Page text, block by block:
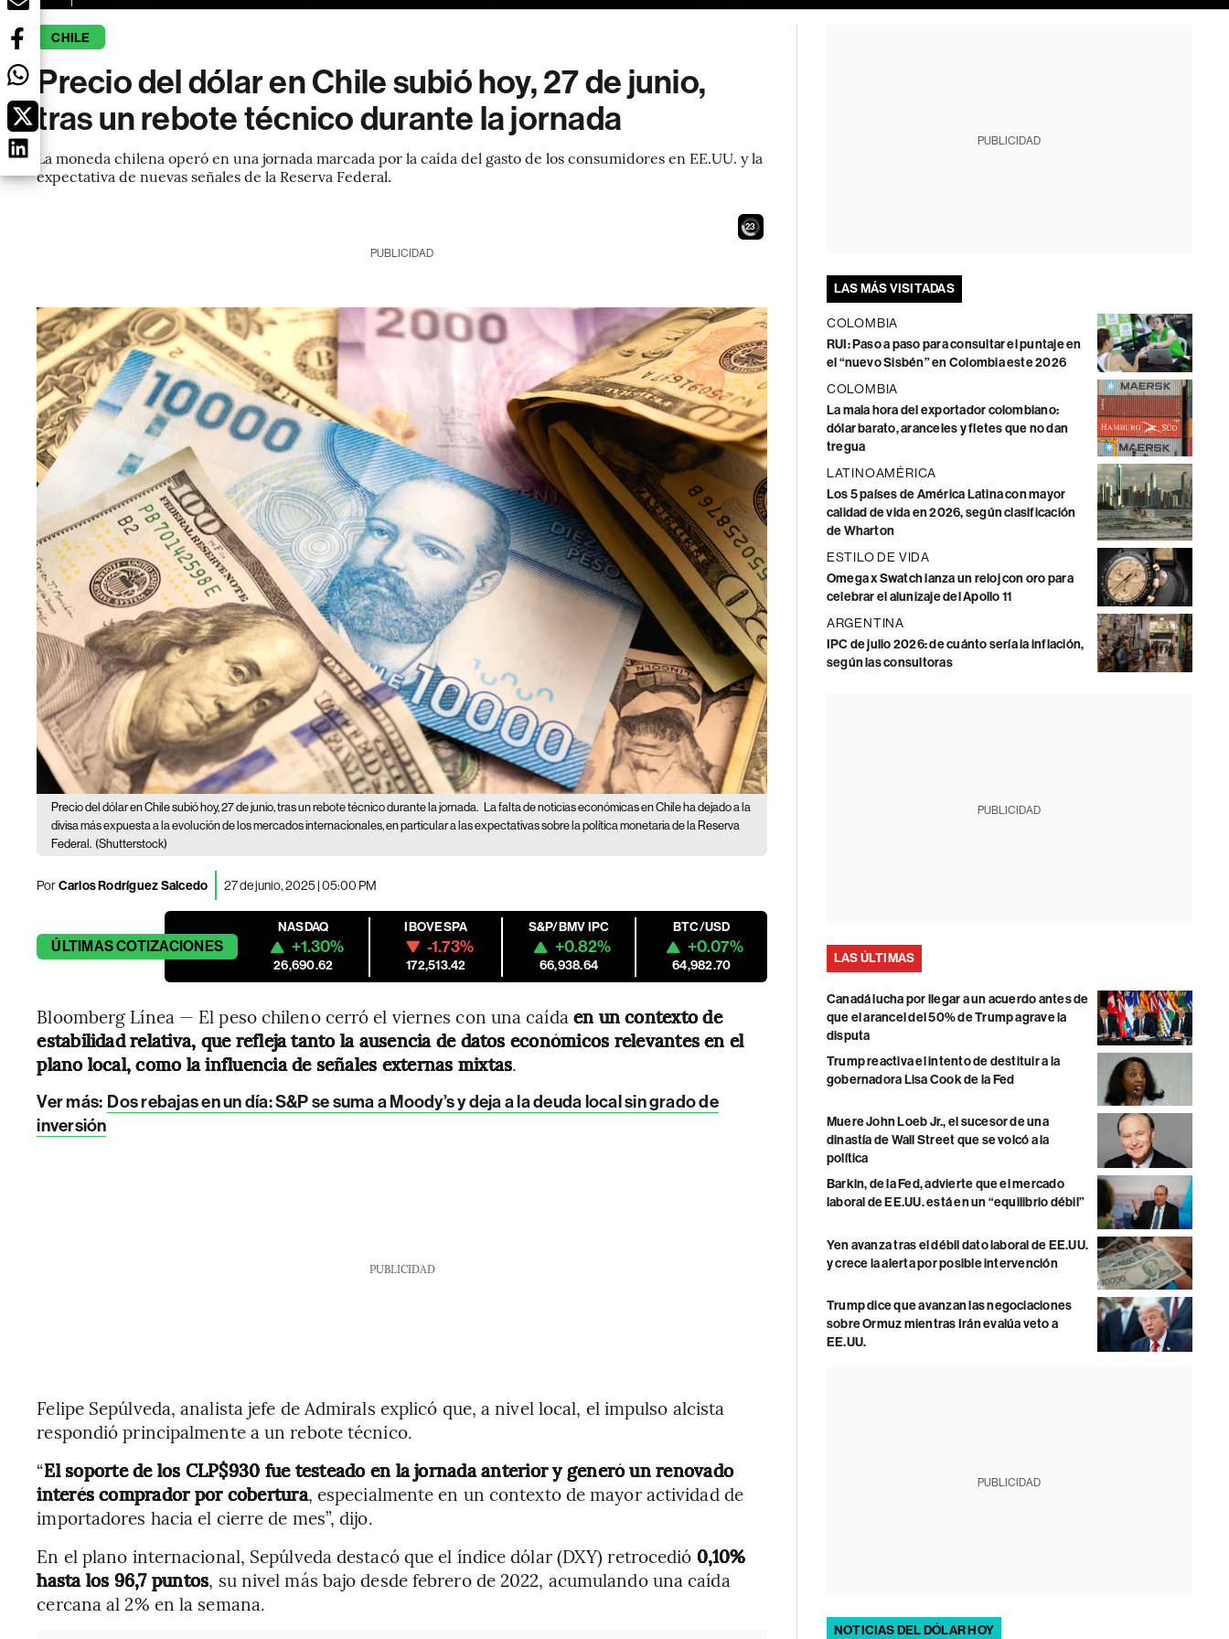
CHILE
Precio del dólar en Chile subió hoy, 27 de junio,
tras un rebote técnico durante la jornada
La moneda chilena operó en una jornada marcada por la caída del gasto de los consumidores en EE.UU. y la
expectativa de nuevas señales de la Reserva Federal.
21
PUBLICIDAD
Precio del dólar en Chile subió hoy, 27 de junio, tras un rebote técnico durante la jornada. La falta de noticias económicas en Chile ha dejado a la
divisa más expuesta a la evolución de los mercados internacionales, en particular a las expectativas sobre la política monetaria de la Reserva
Federal. (Shutterstock)
PorCarlos Rodríguez Salcedo 27 de junio, 2025 | 05:00 PM
ÚLTIMASCOTIZACIONES
NASDAQ
+1.30%
26,690.62
IBOVESPA
-1.73%
172,513.42
S&P/BMV IPC
+0.82%
66,938.64
BTC/USD
+0.07%
64,982.70
Bloomberg Línea — El peso chileno cerró el viernes con una caída en un contexto de
estabilidad relativa, que refleja tanto la ausencia de datos económicos relevantes en el
plano local, como la influencia de señales externas mixtas.
Ver más: Dos rebajas en un día: S&P se suma a Moody’s y deja a la deuda local sin grado de
inversión
PUBLICIDAD
Felipe Sepúlveda, analista jefe de Admirals explicó que, a nivel local, el impulso alcista
respondió principalmente a un rebote técnico.
“El soporte de los CLP$930 fue testeado en la jornada anterior y generó un renovado
interés comprador por cobertura, especialmente en un contexto de mayor actividad de
importadores hacia el cierre de mes”, dijo.
En el plano internacional, Sepúlveda destacó que el índice dólar (DXY) retrocedió 0,10%
hasta los 96,7 puntos, su nivel más bajo desde febrero de 2022, acumulando una caída
cercana al 2% en la semana.
PUBLICIDAD
LAS MÁS VISITADAS
COLOMBIA
RUI: Paso a paso para consultar el puntaje en
el “nuevo Sisbén” en Colombia este 2026
COLOMBIA
La mala hora del exportador colombiano:
dólar barato, aranceles y fletes que no dan
tregua
LATINOAMÉRICA
Los 5 países de América Latina con mayor
calidad de vida en 2026, según clasificación
de Wharton
ESTILO DE VIDA
Omega x Swatch lanza un reloj con oro para
celebrar el alunizaje del Apollo 11
ARGENTINA
IPC de julio 2026: de cuánto sería la inflación,
según las consultoras
PUBLICIDAD
LAS ÚLTIMAS
Canadá lucha por llegar a un acuerdo antes de
que el arancel del 50% de Trump agrave la
disputa
Trump reactiva el intento de destituir a la
gobernadora Lisa Cook de la Fed
Muere John Loeb Jr., el sucesor de una
dinastía de Wall Street que se volcó a la
política
Barkin, de la Fed, advierte que el mercado
laboral de EE.UU. está en un “equilibrio débil”
Yen avanza tras el débil dato laboral de EE.UU.
y crece la alerta por posible intervención
Trump dice que avanzan las negociaciones
sobre Ormuz mientras Irán evalúa veto a
EE.UU.
PUBLICIDAD
NOTICIAS DEL DÓLAR HOY